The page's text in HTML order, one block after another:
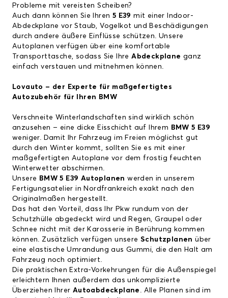
Probleme mit vereisten Scheiben?
Auch dann können Sie Ihren 5 E39mit einer Indoor-
Abdeckplane vor Staub, Vogelkot und Beschädigungen
durch andere äußere Einflüsse schützen. Unsere
Autoplanen verfügen über eine komfortable
Transporttasche, sodass Sie IhreAbdeckplane ganz
einfach verstauen und mitnehmen können.
Lovauto – der Experte für maßgefertigtes
Autozubehör für Ihren BMW
Verschneite Winterlandschaften sind wirklich schön
anzusehen – eine dicke Eisschicht auf Ihrem BMW 5 E39
weniger. Damit Ihr Fahrzeug im Freien möglichst gut
durch den Winter kommt, sollten Sie es mit einer
maßgefertigten Autoplane vor dem frostig feuchten
Winterwetter abschirmen.
Unsere BMW 5 E39 Autoplanen werden in unserem
Fertigungsatelier in Nordfrankreich exakt nach den
Originalmaßen hergestellt.
Das hat den Vorteil, dass Ihr Pkw rundum von der
Schutzhülle abgedeckt wird und Regen, Graupel oder
Schnee nicht mit der Karosserie in Berührung kommen
können. Zusätzlich verfügen unsere Schutzplanen über
eine elastische Umrandung aus Gummi, die den Halt am
Fahrzeug noch optimiert.
Die praktischen Extra-Vorkehrungen für die Außenspiegel
erleichtern Ihnen außerdem das unkomplizierte
Überziehen Ihrer Autoabdeckplane . Alle Planen sind im